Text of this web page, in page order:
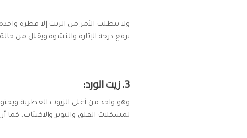
ولا يتطلب الأمر من الزيت إلا قطرة واحدة
يرفع درجة الإثارة والنشوة ويقلل من حالة
3. زيت الورد:
وهو واحد من أغلى الزيوت العطرية
لمشكلات القلق والتوتر والاكتئاب، كما